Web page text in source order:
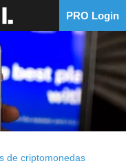
PRO Login
de criptomonedas